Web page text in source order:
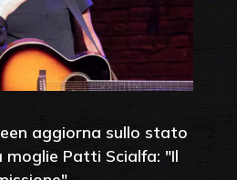
aggiorna sullo stato
moglie Patti Scialfa: "Il